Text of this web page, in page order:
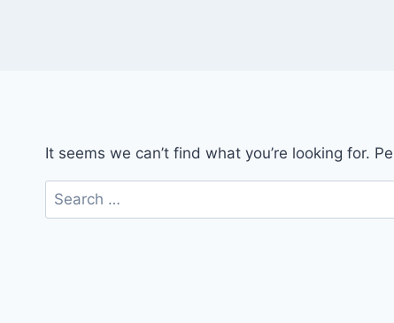
It seems we can’t find what you’re looking for.
Search
for: